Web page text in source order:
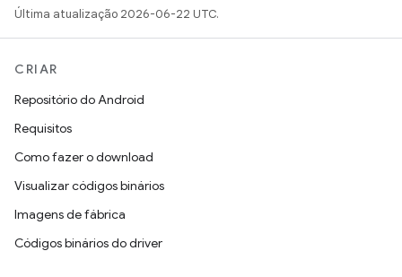
Última atualização 2026-06-22 UTC.
CRIAR
Repositório do Android
Requisitos
Como fazer o download
Visualizar códigos binários
Imagens de fábrica
Códigos binários do driver